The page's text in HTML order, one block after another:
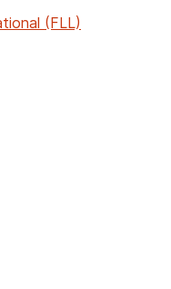
(FLL)